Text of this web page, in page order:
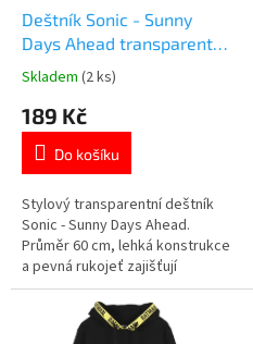
Deštník Sonic - Sunny
Days Ahead transparentní
60cm
Průměrné
produktu
5,0
5
hvězdiček.
Skladem (2 ks)
189 Kč
Do košíku
Stylový transparentní deštník
Sonic - Sunny Days Ahead.
Průměr 60 cm, lehká konstrukce
a pevná rukojeť zajišťují
pohodlné používání i pro děti.
Více produktů s motivem
SONIC 👉 zde